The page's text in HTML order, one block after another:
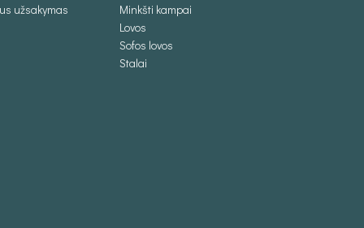
užsakymas
Minkšti kampai
Lovos
Sofos lovos
Stalai